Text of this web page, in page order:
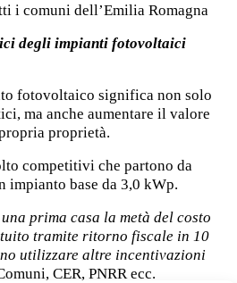
i comuni dell’Emilia Romagna
degli impianti fotovoltaici
fotovoltaico significa non solo
ma anche aumentare il valore
proprietà.
competitivi che partono da
impianto base da 3,0 kWp.
prima casa la metà del costo
tramite ritorno fiscale in 10
utilizzare altre incentivazioni
CER, PNRR ecc.